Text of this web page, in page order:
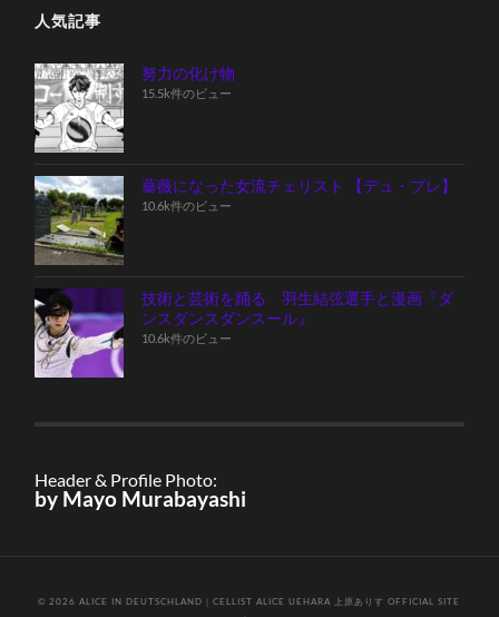
人気記事
努力の化け物
15.5k件のビュー
薔薇になった女流チェリスト 【デュ・プレ】
10.6k件のビュー
技術と芸術を踊る 羽生結弦選手と漫画『ダ
ンスダンスダンスール』
10.6k件のビュー
Header & Profile Photo:
by Mayo Murabayashi
© 2026ALICE IN DEUTSCHLAND｜CELLIST ALICE UEHARA 上原ありす OFFICIAL SITE